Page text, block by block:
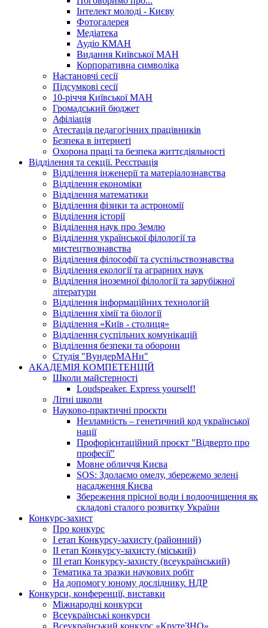
Інтелект молоді - Києву
Фотогалерея
Медіатека
Аудіо КМАН
Видання Київської МАН
Корпоративна символіка
Настановчі сесії
Підсумкові сесії
10-річчя Київської МАН
Громадський бюджет
Афіліація
Атестація педагогічних працівників
Безпека в інтернеті
Охорона праці та безпека життєдіяльності
Відділення та секції. Реєстрація
Відділення інженерії та матеріалознавства
Відділення економіки
Відділення математики
Відділення фізики та астрономії
Відділення історії
Відділення наук про Землю
Відділення української філології та
мистецтвознавства
Відділення філософії та суспільствознавства
Відділення екології та аграрних наук
Відділення іноземної філології та зарубіжної
літератури
Відділення інформаційних технологій
Відділення хімії та біології
Відділення «Київ - столиця»
Відділення суспільних комунікацій
Відділення безпеки та оборони
Студія "ВундерМАНи"
АКАДЕМІЯ КОМПЕТЕНЦІЙ
Школи майстерності
Loudspeaker. Express yourself!
Літні школи
Науково-практичні проєкти
Незламність – генетичний код української
нації
Профорієнтаційний проєкт "Відверто про
професії"
Мовне обличчя Києва
SOS: Здолаємо омелу, збережемо зелені
насадження Києва
Збереження прісної води і водоочищення як
складові сталого розвитку України
Конкурс-захист
Про конкурс
І етап Конкурсу-захисту (районний)
ІІ етап Конкурсу-захисту (міський)
ІІІ етап Конкурсу-захисту (всеукраїнський)
Тематика та зразки наукових робіт
На допомогу юному досліднику. НДР
Конкурси, конференції, виставки
Міжнародні конкурси
Всеукраїнські конкурси